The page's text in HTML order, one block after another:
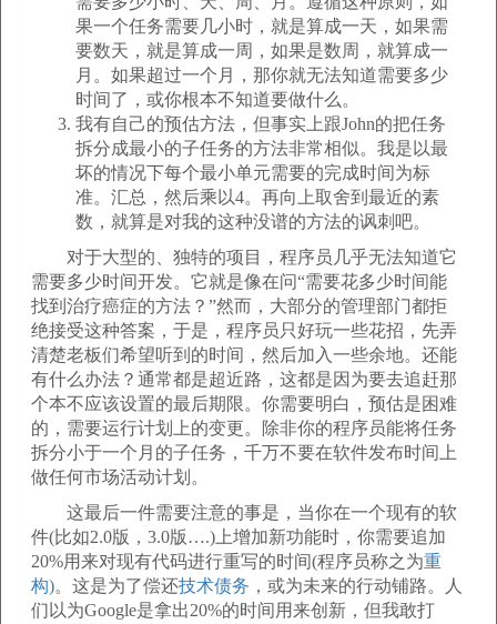
果一个任务需要几小时，就是算成一天，如果需
要数天，就是算成一周，如果是数周，就算成一
月。如果超过一个月，那你就无法知道需要多少
时间了，或你根本不知道要做什么。
我有自己的预估方法，但事实上跟John的把任务
拆分成最小的子任务的方法非常相似。我是以最
坏的情况下每个最小单元需要的完成时间为标
准。汇总，然后乘以4。再向上取舍到最近的素
数，就算是对我的这种没谱的方法的讽刺吧。
对于大型的、独特的项目，程序员几乎无法知道它
需要多少时间开发。它就是像在问“需要花多少时间能
找到治疗癌症的方法？”然而，大部分的管理部门都拒
绝接受这种答案，于是，程序员只好玩一些花招，先弄
清楚老板们希望听到的时间，然后加入一些余地。还能
有什么办法？通常都是超近路，这都是因为要去追赶那
个本不应该设置的最后期限。你需要明白，预估是困难
的，需要运行计划上的变更。除非你的程序员能将任务
拆分小于一个月的子任务，千万不要在软件发布时间上
做任何市场活动计划。
这最后一件需要注意的事是，当你在一个现有的软
件(比如2.0版，3.0版….)上增加新功能时，你需要追加
20%用来对现有代码进行重写的时间(程序员称之为重
构)。这是为了偿还技术债务 ，或为未来的行动铺路。人
们以为Google是拿出20%的时间用来创新，但我敢打